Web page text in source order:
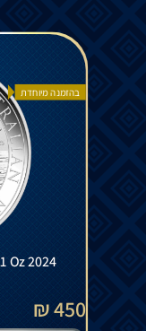
בהזמנה מיוחדת
Oz 2024
450 ₪